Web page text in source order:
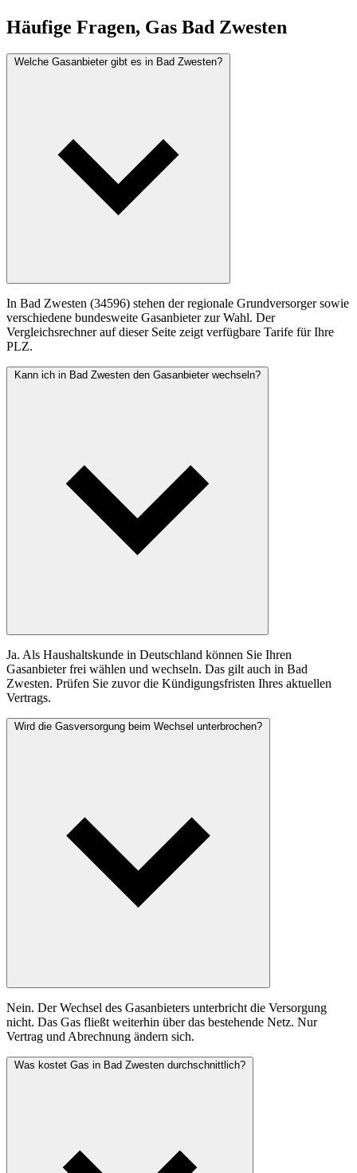
Häufige Fragen, Gas Bad Zwesten
Welche Gasanbieter gibt es in Bad Zwesten?
In Bad Zwesten (34596) stehen der regionale Grundversorger sowie
verschiedene bundesweite Gasanbieter zur Wahl. Der
Vergleichsrechner auf dieser Seite zeigt verfügbare Tarife für Ihre
PLZ.
Kann ich in Bad Zwesten den Gasanbieter wechseln?
Ja. Als Haushaltskunde in Deutschland können Sie Ihren
Gasanbieter frei wählen und wechseln. Das gilt auch in Bad
Zwesten. Prüfen Sie zuvor die Kündigungsfristen Ihres aktuellen
Vertrags.
Wird die Gasversorgung beim Wechsel unterbrochen?
Nein. Der Wechsel des Gasanbieters unterbricht die Versorgung
nicht. Das Gas fließt weiterhin über das bestehende Netz. Nur
Vertrag und Abrechnung ändern sich.
Was kostet Gas in Bad Zwesten durchschnittlich?